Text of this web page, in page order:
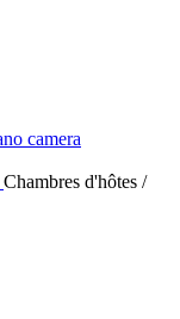
Chambres d'hôtes /